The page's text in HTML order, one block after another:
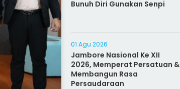
Bunuh Diri Gunakan Senpi
01 Agu 2026
Jambore Nasional Ke XII
2026, Memperat Persatuan &
Membangun Rasa
Persaudaraan